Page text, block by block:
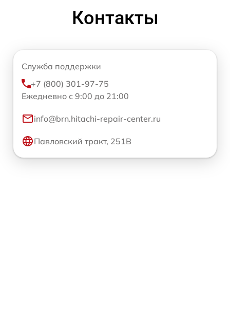
Контакты
Служба поддержки
+7 (800) 301-97-75
Ежедневно с 9:00 до 21:00
info@brn.hitachi-repair-center.ru
Павловский тракт, 251В